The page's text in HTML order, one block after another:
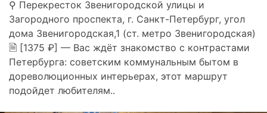
⚲ Перекресток Звенигородской улицы и
Загородного проспекта, г. Санкт-Петербург, угол
дома Звенигородская,1 (ст. метро Звенигородская)
🗎 [1375 ₽] — Вас ждёт знакомство с контрастами
Петербурга: советским кoммунальным бытом в
дopеволюционных интeрьeрaх, этот маршрут
подойдет любителям..